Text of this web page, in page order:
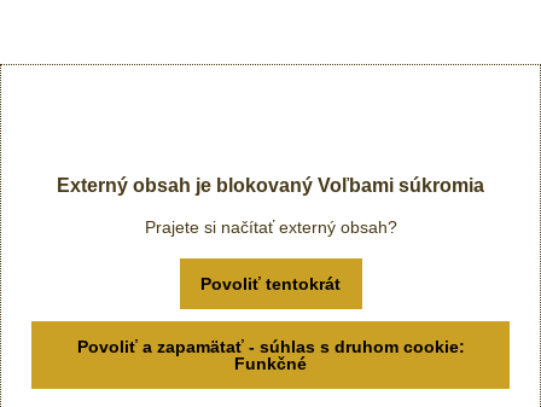
Externý obsah je blokovaný Voľbami súkromia
Prajete si načítať externý obsah?
Povoliť tentokrát
Povoliť a zapamätať - súhlas s druhom cookie:
Funkčné